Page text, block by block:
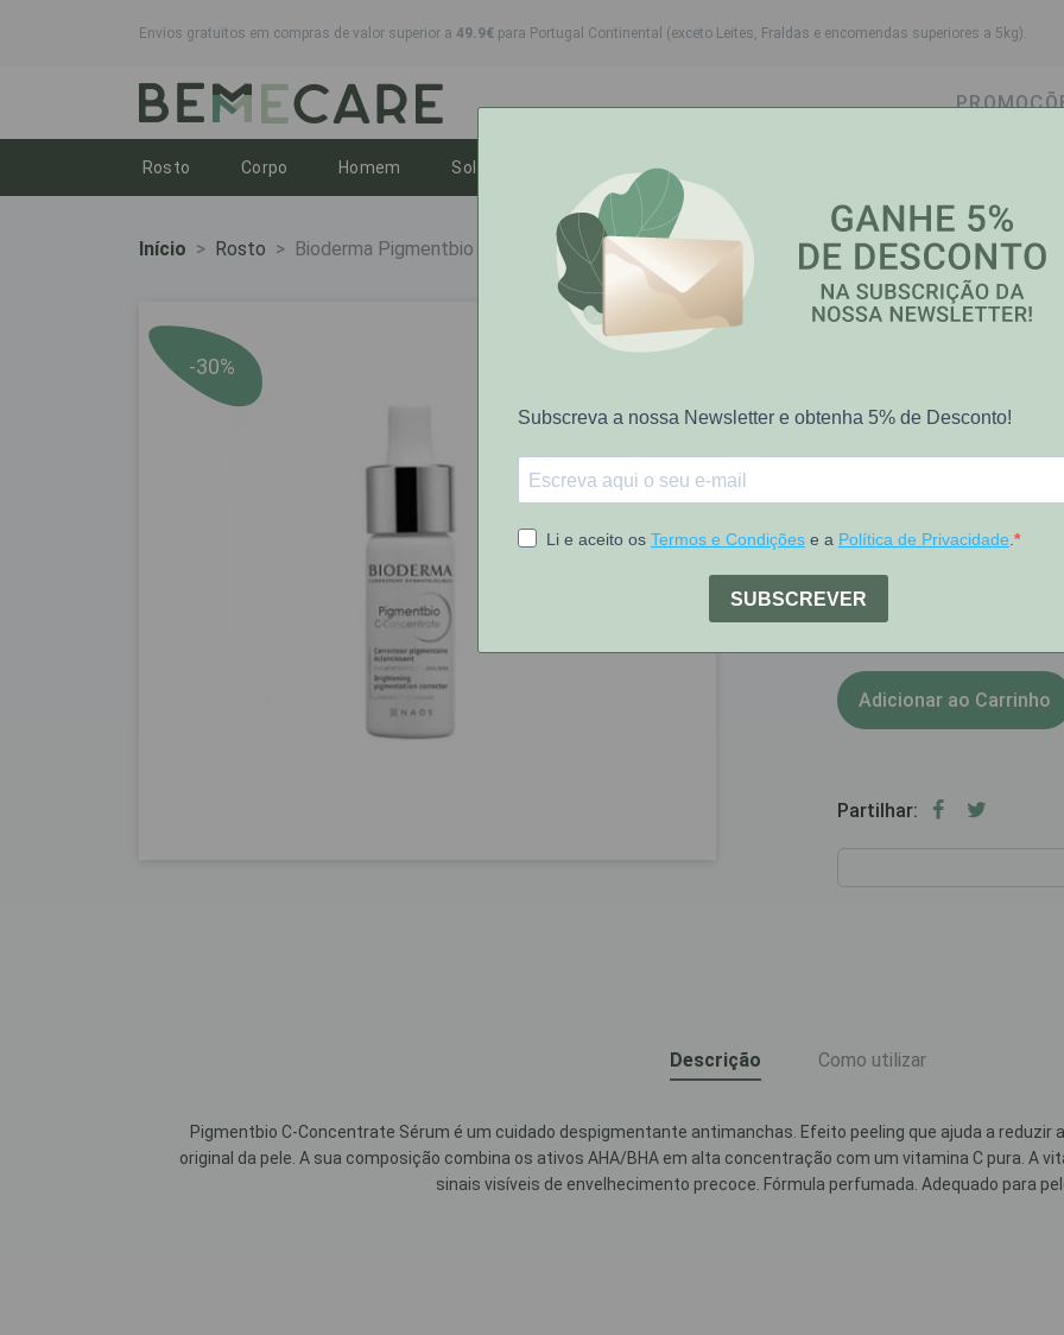
Envios gratuitos em compras de valor superior a 49.9€ para Portugal Continental (exceto Leites, Fraldas e encomendas superiores a 5kg).
Rosto Toggle dropdown
Corpo Toggle dropdown
Homem Toggle dropdown
Solares Toggle dropdownToggle dropdown
Higiene Oral
Início Rosto Bioderma Pigmentbio C-Concentrate Serum 15ml
-30%
Bioderma
Bioderma
Serum 15ml
[COD 6284703]
Adicionar ao Carrinho
Partilhar:
Descrição Como utilizar
Pigmentbio C-Concentrate Sérum é um cuidado despigmentante antimanchas. Efeito peeling que ajuda a reduzir
original da pele. A sua composição combina os ativos AHA/BHA em alta concentração com um vitamina C pura. A
sinais visíveis de envelhecimento precoce. Fórmula perfumada. Adequado para